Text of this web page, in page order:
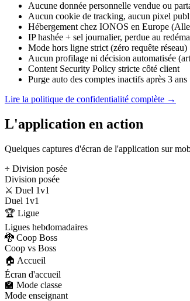
Aucune donnée personnelle vendue ou
Aucun cookie de tracking, aucun pixel
Hébergement chez IONOS en Europe
IP hashée + sel journalier, perdue au
Mode hors ligne strict (zéro requête réseau)
Aucun profilage ni décision automatisée
Content Security Policy stricte côté client
Purge auto des comptes inactifs après 3 ans
Lire la politique de confidentialité complète →
L'application en action
Quelques captures d'écran de l'application sur
÷ Division posée
Division posée
⚔️ Duel 1v1
Duel 1v1
🏆 Ligue
Ligues hebdomadaires
🐉 Coop Boss
Coop vs Boss
🏠 Accueil
Écran d'accueil
🏫 Mode classe
Mode enseignant